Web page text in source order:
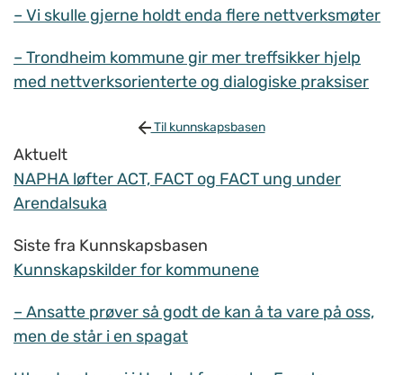
– Vi skulle gjerne holdt enda flere nettverksmøter
– Trondheim kommune gir mer treffsikker hjelp
med nettverksorienterte og dialogiske praksiser
Til kunnskapsbasen
Aktuelt
NAPHA løfter ACT, FACT og FACT ung under
Arendalsuka
Siste fra Kunnskapsbasen
Kunnskapskilder for kommunene
– Ansatte prøver så godt de kan å ta vare på oss,
men de står i en spagat